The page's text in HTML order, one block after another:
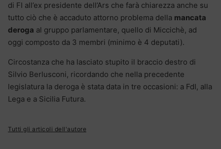
di FI all’ex presidente dell’Ars che farà chiarezza anche su
tutto ciò che è accaduto attorno problema della mancata
deroga al gruppo parlamentare, quello di Miccichè, ad
oggi composto da 3 membri (minimo è 4 deputati).
Circostanza che ha lasciato stupito il braccio destro di
Silvio Berlusconi, ricordando che nella precedente
legislatura la deroga è stata data in tre occasioni: a FdI, alla
Lega e a Sicilia Futura.
Tutti gli articoli dell'autore